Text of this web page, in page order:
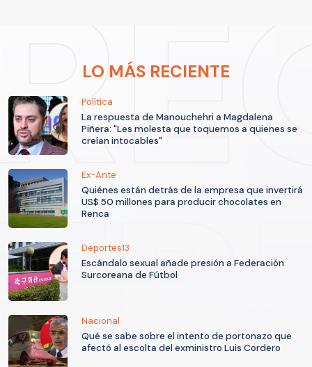
LO MÁS RECIENTE
Política
La respuesta de Manouchehri a Magdalena
Piñera: "Les molesta que toquemos a quienes se
creían intocables"
Ex-Ante
Quiénes están detrás de la empresa que invertirá
US$ 50 millones para producir chocolates en
Renca
Deportes13
Escándalo sexual añade presión a Federación
Surcoreana de Fútbol
Nacional
Qué se sabe sobre el intento de portonazo que
afectó al escolta del exministro Luis Cordero